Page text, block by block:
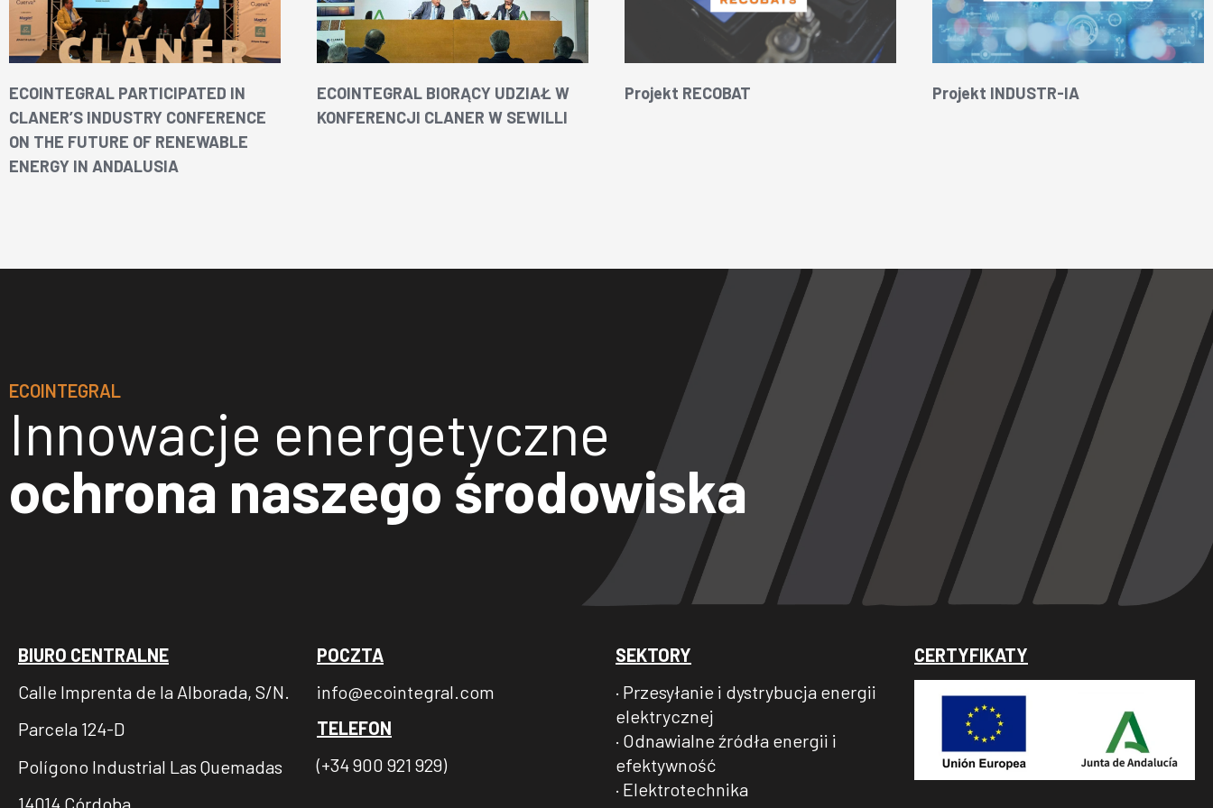
ECOINTEGRAL PARTICIPATED IN
CLANER’S INDUSTRY CONFERENCE
ON THE FUTURE OF RENEWABLE
ENERGY IN ANDALUSIA
ECOINTEGRAL BIORĄCY UDZIAŁ W
KONFERENCJI CLANER W SEWILLI
Projekt RECOBAT Projekt INDUSTR-IA
ECOINTEGRAL
Innowacje energetyczne
ochrona naszego środowiska
BIURO CENTRALNE
Calle Imprenta de la Alborada, S/N.
Parcela 124-D
Polígono Industrial Las Quemadas
14014 Córdoba
POCZTA
info@ecointegral.com
TELEFON
(+34 900 921 929)
SEKTORY
· Przesyłanie i dystrybucja energii
elektrycznej
· Odnawialne źródła energii i
efektywność
· Elektrotechnika
CERTYFIKATY